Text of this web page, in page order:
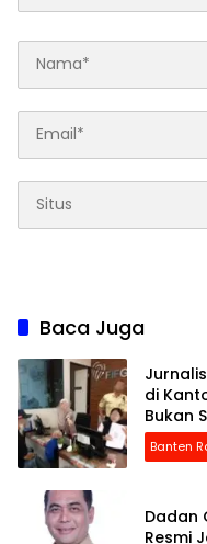
Baca Juga
di
Bukan
Banten
Dadan
Resmi